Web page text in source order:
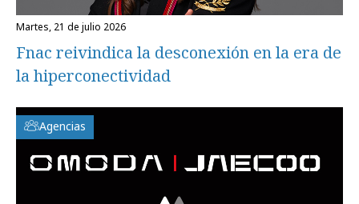
martes, 21 de julio 2026
Fnac reivindica la desconexión en la era de
la hiperconectividad
Agencias